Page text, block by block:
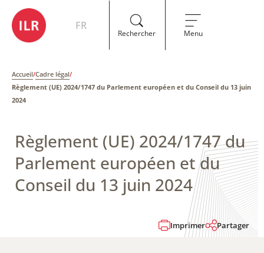
FR
Rechercher Menu
Accueil/Cadre légal/
Règlement (UE) 2024/1747 ​du Parlement européen et du Conseil du 13 juin
2024
Règlement (UE) 2024/1747 ​du
Parlement européen et du
Conseil du 13 juin 2024
Imprimer Partager